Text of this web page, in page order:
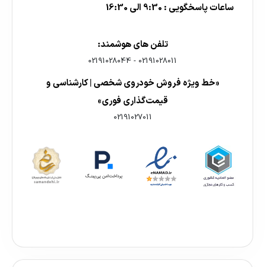
ساعات پاسخگویی : 9:30 الی 16:30
تلفن های هوشمند:
02191028011
-
02191028044
«خط ویژه فروش خودروی شخصی | کارشناسی و
قیمت‌گذاری فوری»
02191027011